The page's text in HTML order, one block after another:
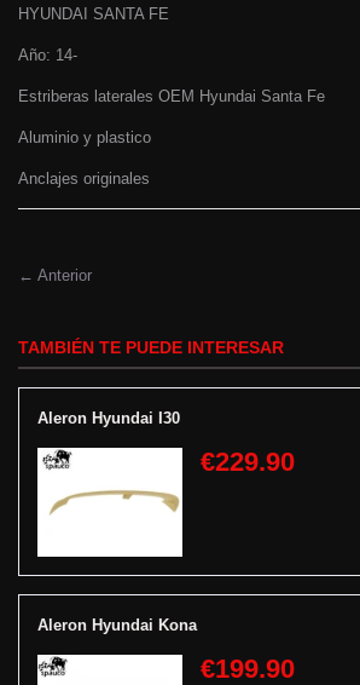
HYUNDAI SANTA FE
Año: 14-
Estriberas laterales OEM Hyundai Santa Fe
Aluminio y plastico
Anclajes originales
← Anterior
TAMBIÉN TE PUEDE INTERESAR
Aleron Hyundai I30
€229.90
Aleron Hyundai Kona
€199.90